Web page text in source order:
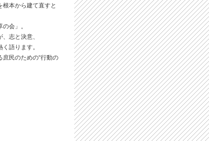
本から建て直すと
の会」。
、志と決意、
く語ります。
民のための“行動の